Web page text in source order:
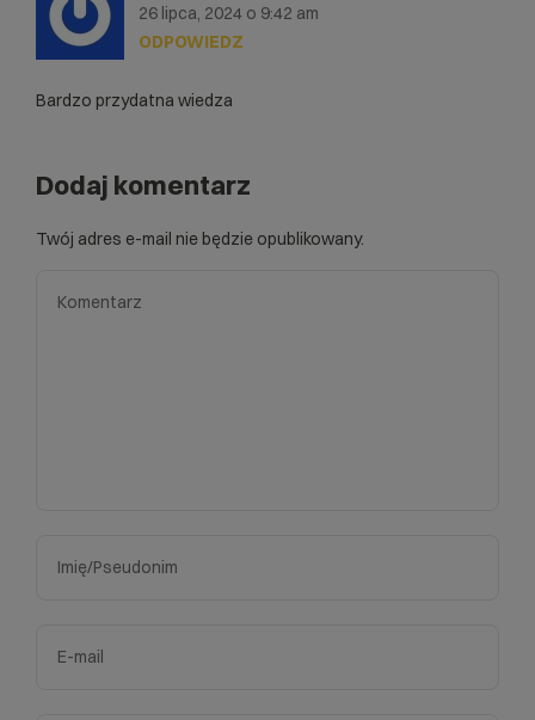
26 lipca, 2024 o 9:42 am
Bardzo przydatna wiedza
ODPOWIEDZ
Dodaj komentarz
Twój adres e-mail nie będzie opublikowany.